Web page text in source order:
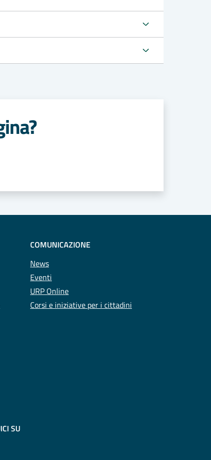
COMUNICAZIONE
News
Eventi
URP Online
Corsi e iniziative per i cittadini
SU